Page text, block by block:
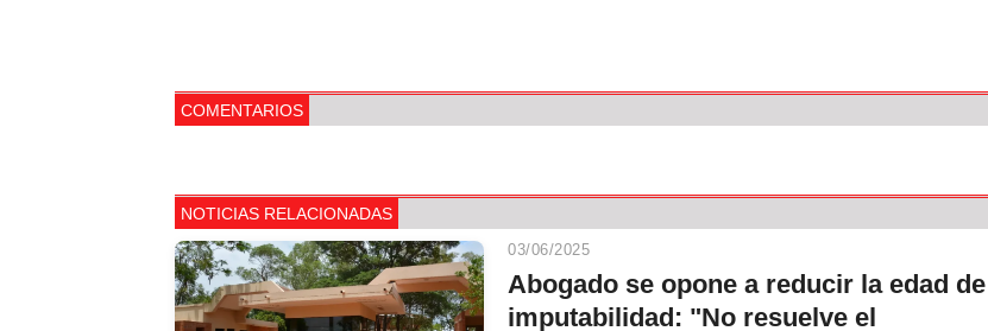
COMENTARIOS
NOTICIAS RELACIONADAS
03/06/2025
Abogado se opone a reducir la edad de
imputabilidad: "No resuelve el